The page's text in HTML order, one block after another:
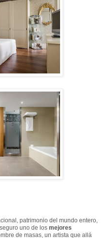
patrimonio del mundo entero,
uno de los mejores
de masas, un artista que allá